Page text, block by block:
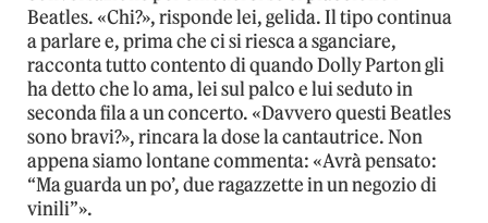
Beatles. «Chi?», risponde lei, gelida. Il tipo continua
a parlare e, prima che ci si riesca a sganciare,
racconta tutto contento di quando Dolly Parton gli
ha detto che lo ama, lei sul palco e lui seduto in
seconda fila a un concerto. «Davvero questi Beatles
sono bravi?», rincara la dose la cantautrice. Non
appena siamo lontane commenta: «Avrà pensato:
“Ma guarda un po’, due ragazzette in un negozio di
vinili”».